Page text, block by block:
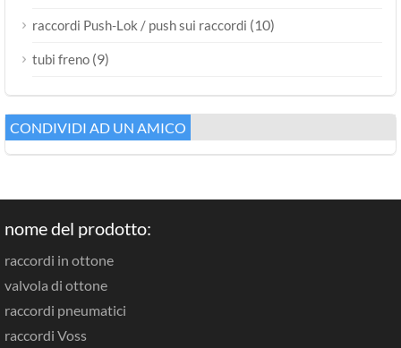
raccordi Push-Lok / push sui raccordi (10)
tubi freno (9)
CONDIVIDI AD UN AMICO
nome del prodotto:
raccordi in ottone
valvola di ottone
raccordi pneumatici
raccordi Voss